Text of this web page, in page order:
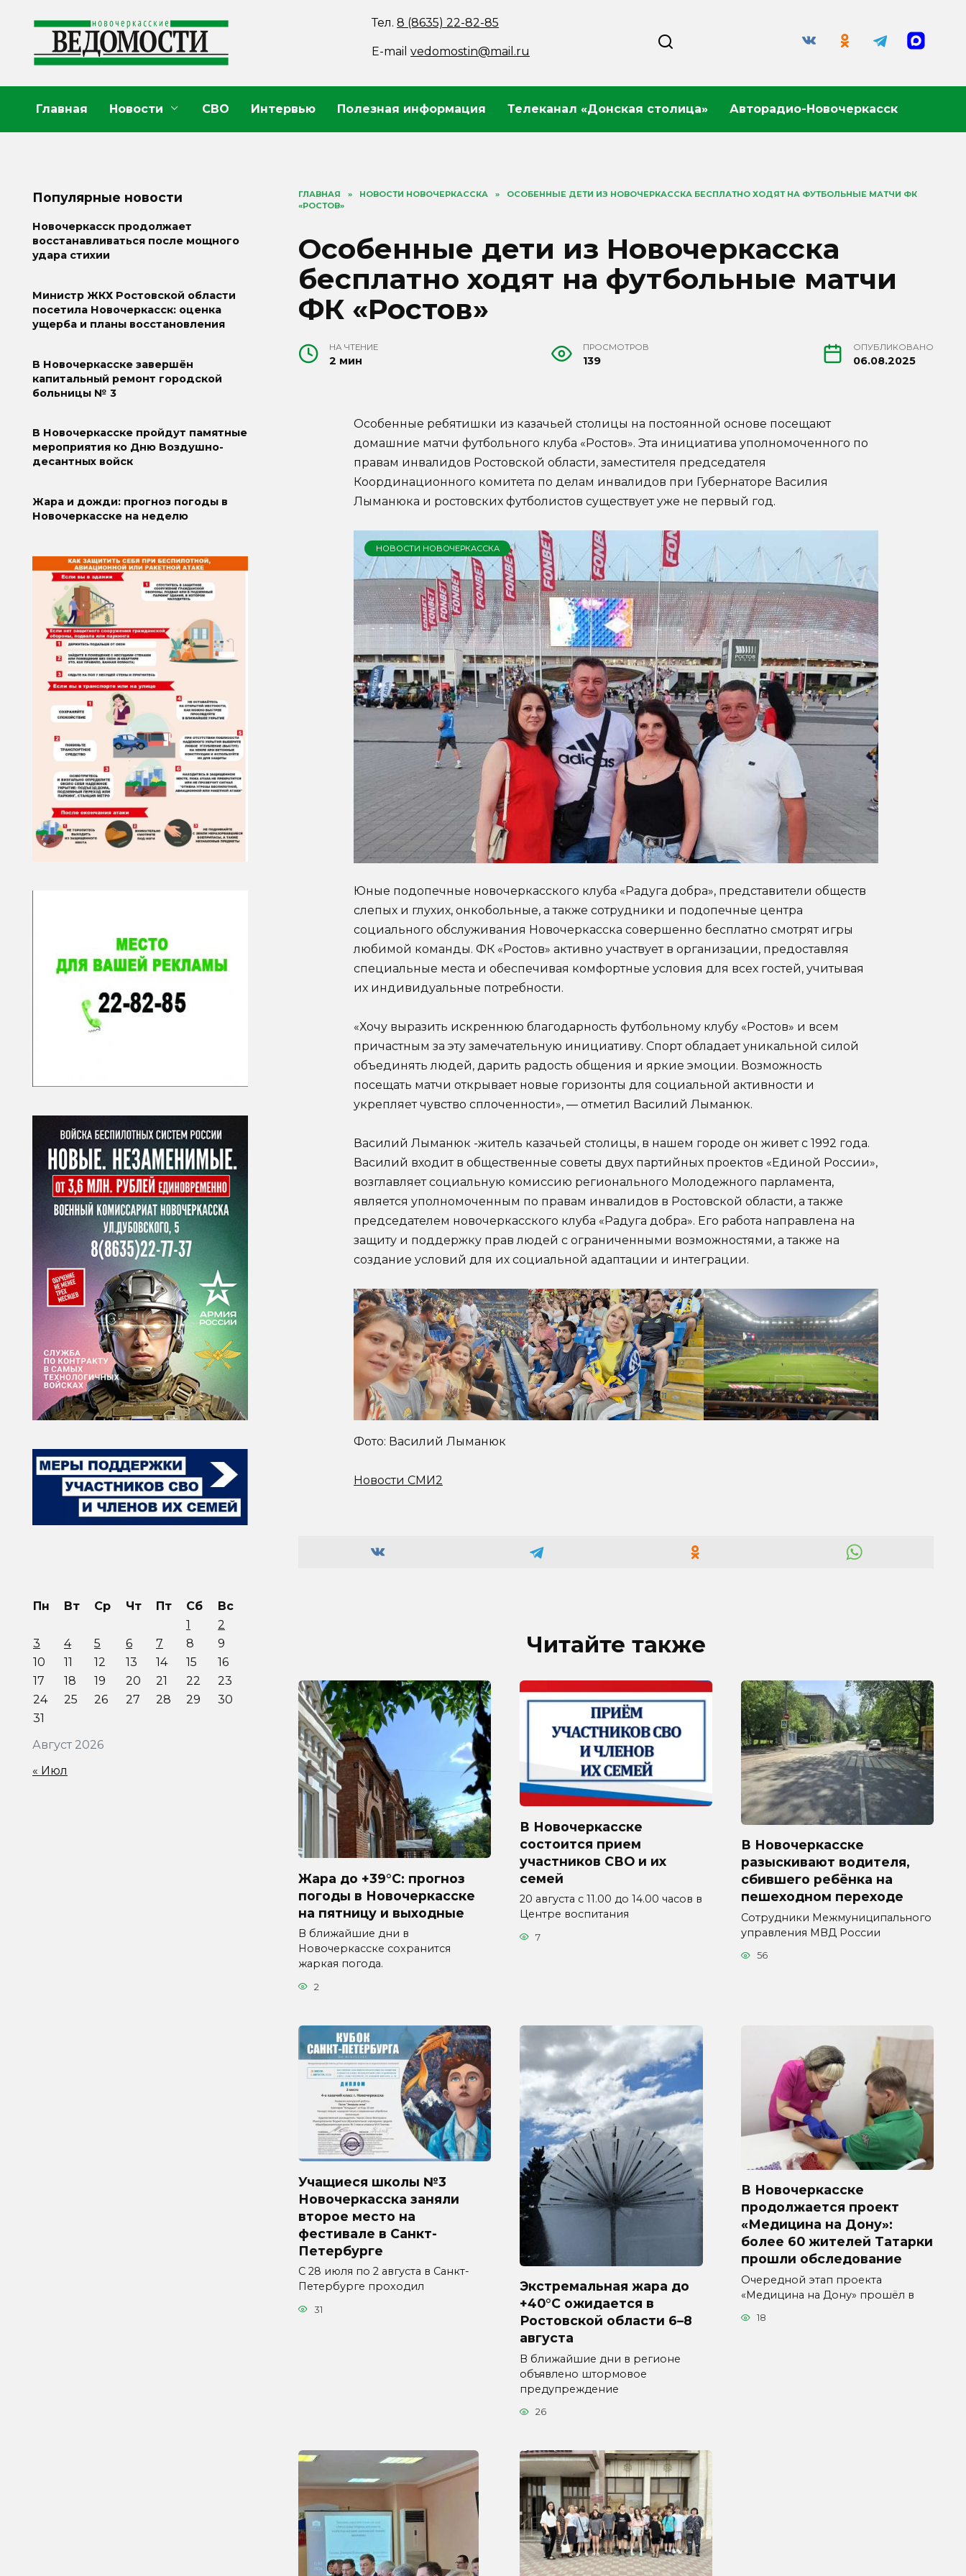
содержанию
Тел.8 (8635) 22-82-85
E-mailvedomostin@mail.ru
Главная Новости СВО Интервью Полезная информация Телеканал «Донская столица» Авторадио-Новочеркасск
ГЛАВНАЯ » НОВОСТИ НОВОЧЕРКАССКА »
ОСОБЕННЫЕ ДЕТИ ИЗ НОВОЧЕРКАССКА БЕСПЛАТНО ХОДЯТ НА ФУТБОЛЬНЫЕ МАТЧИ ФК
«РОСТОВ»
Особенные дети из Новочеркасска
бесплатно ходят на футбольные матчи
ФК «Ростов»
НА ЧТЕНИЕ
2 мин
ПРОСМОТРОВ
139
ОПУБЛИКОВАНО
06.08.2025
Особенные ребятишки из казачьей столицы на постоянной основе посещают
домашние матчи футбольного клуба «Ростов». Эта инициатива уполномоченного по
правам инвалидов Ростовской области, заместителя председателя
Координационного комитета по делам инвалидов при Губернаторе Василия
Лыманюка и ростовских футболистов существует уже не первый год.
НОВОСТИ НОВОЧЕРКАССКА
Юные подопечные новочеркасского клуба «Радуга добра», представители обществ
слепых и глухих, онкобольные, а также сотрудники и подопечные центра
социального обслуживания Новочеркасска совершенно бесплатно смотрят игры
любимой команды. ФК «Ростов» активно участвует в организации, предоставляя
специальные места и обеспечивая комфортные условия для всех гостей, учитывая
их индивидуальные потребности.
«Хочу выразить искреннюю благодарность футбольному клубу «Ростов» и всем
причастным за эту замечательную инициативу. Спорт обладает уникальной силой
объединять людей, дарить радость общения и яркие эмоции. Возможность
посещать матчи открывает новые горизонты для социальной активности и
укрепляет чувство сплоченности», — отметил Василий Лыманюк.
Василий Лыманюк -житель казачьей столицы, в нашем городе он живет с 1992 года.
Василий входит в общественные советы двух партийных проектов «Единой России»,
возглавляет социальную комиссию регионального Молодежного парламента,
является уполномоченным по правам инвалидов в Ростовской области, а также
председателем новочеркасского клуба «Радуга добра». Его работа направлена на
защиту и поддержку прав людей с ограниченными возможностями, а также на
создание условий для их социальной адаптации и интеграции.
Фото: Василий Лыманюк
Новости СМИ2
Читайте также
Жара до +39°C: прогноз
погоды в Новочеркасске
на пятницу и выходные
В ближайшие дни в
Новочеркасске сохранится
жаркая погода.
2
В Новочеркасске
состоится прием
участников СВО и их
семей
20 августа с 11.00 до 14.00 часов в
Центре воспитания
7
В Новочеркасске
разыскивают водителя,
сбившего ребёнка на
пешеходном переходе
Сотрудники Межмуниципального
управления МВД России
56
Учащиеся школы №3
Новочеркасска заняли
второе место на
фестивале в Санкт-
Петербурге
С 28 июля по 2 августа в Санкт-
Петербурге проходил
31
Экстремальная жара до
+40°C ожидается в
Ростовской области 6–8
августа
В ближайшие дни в регионе
объявлено штормовое
предупреждение
26
В Новочеркасске
продолжается проект
«Медицина на Дону»:
более 60 жителей Татарки
прошли обследование
Очередной этап проекта
«Медицина на Дону» прошёл в
18
Популярные новости
Новочеркасск продолжает
восстанавливаться после мощного
удара стихии
Министр ЖКХ Ростовской области
посетила Новочеркасск: оценка
ущерба и планы восстановления
В Новочеркасске завершён
капитальный ремонт городской
больницы № 3
В Новочеркасске пройдут памятные
мероприятия ко Дню Воздушно-
десантных войск
Жара и дожди: прогноз погоды в
Новочеркасске на неделю
Август 2026
Пн Вт Ср Чт Пт Сб
Вс
1
2
3
4 5 6 7 8
9
10
11 12 13 14 15
16
17
18 19 20 21 22
23
24
25 26 27 28 29
30
31
« Июл